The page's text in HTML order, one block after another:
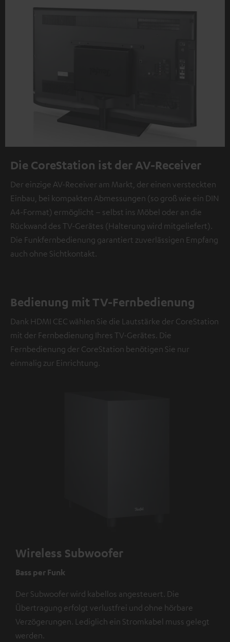
Die CoreStation ist der AV-Receiver
Der einzige AV-Receiver am Markt, der einen versteckten
Einbau, bei kompakten Abmessungen (so groß wie ein DIN
A4-Format) ermöglicht – selbst ins Möbel oder an die
Rückwand des TV-Gerätes (Halterung wird mitgeliefert).
Die Funkfernbedienung garantiert zuverlässigen Empfang
auch ohne Sichtkontakt.
Bedienung mit TV-Fernbedienung
Dank HDMI CEC wählen Sie die Lautstärke der CoreStation
mit der Fernbedienung Ihres TV-Gerätes. Die
Fernbedienung der CoreStation benötigen Sie nur
einmalig zur Einrichtung.
Wireless Subwoofer
Bass per Funk
Der Subwoofer wird kabellos angesteuert. Die
Übertragung erfolgt verlustfrei und ohne hörbare
Verzögerungen. Lediglich ein Stromkabel muss gelegt
werden.